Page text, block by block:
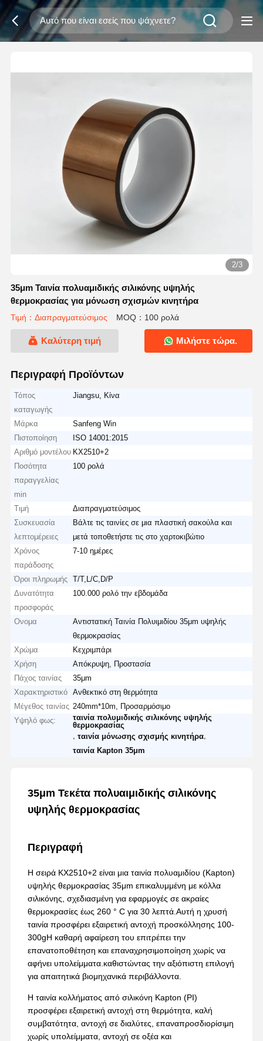
2/3
35μm Ταινία πολυαμιδικής σιλικόνης υψηλής
θερμοκρασίας για μόνωση σχισμών κινητήρα
Τιμή：Διαπραγματεύσιμος MOQ：100 ρολά
Καλύτερη τιμή Μιλήστε τώρα.
Περιγραφή Προϊόντων
Τόπος
καταγωγής
Jiangsu, Κίνα
Μάρκα
Sanfeng Win
Πιστοποίηση
ISO 14001:2015
Αριθμό μοντέλου KX2510+2
Ποσότητα
παραγγελίας
min
100 ρολά
Τιμή
Διαπραγματεύσιμος
Συσκευασία
λεπτομέρειες
Βάλτε τις ταινίες σε μια πλαστική σακούλα και
μετά τοποθετήστε τις στο χαρτοκιβώτιο
Χρόνος
παράδοσης
7-10 ημέρες
Όροι πληρωμής
T/T,L/C,D/P
Δυνατότητα
προσφοράς
100.000 ρολό την εβδομάδα
Ονομα
Αντιστατική Ταινία Πολυιμιδίου 35μm υψηλής
θερμοκρασίας
Χρώμα
Κεχριμπάρι
Χρήση
Απόκρυψη, Προστασία
Πάχος ταινίας
35μm
Χαρακτηριστικό
Ανθεκτικό στη θερμότητα
Μέγεθος ταινίας 240mm*10m, Προσαρμόσιμο
Υψηλό φως:
ταινία πολυμιδικής σιλικόνης υψηλής
θερμοκρασίας
,ταινία μόνωσης σχισμής κινητήρα
ταινία Kapton 35μm
35μm Τεκέτα πολυαιμιδικής σιλικόνης
υψηλής θερμοκρασίας
Περιγραφή
Η σειρά KX2510+2 είναι μια ταινία πολυαμιδίου (Kapton)
υψηλής θερμοκρασίας 35μm επικαλυμμένη με κόλλα
σιλικόνης, σχεδιασμένη για εφαρμογές σε ακραίες
θερμοκρασίες έως 260 ° C για 30 λεπτά.Αυτή η χρυσή
ταινία προσφέρει εξαιρετική αντοχή προσκόλλησης 100-
300gΗ καθαρή αφαίρεση του επιτρέπει την
επανατοποθέτηση και επαναχρησιμοποίηση χωρίς να
αφήνει υπολείμματα.καθιστώντας την αξιόπιστη επιλογή
για απαιτητικά βιομηχανικά περιβάλλοντα.
Η ταινία κολλήματος από σιλικόνη Kapton (PI)
προσφέρει εξαιρετική αντοχή στη θερμότητα, καλή
συμβατότητα, αντοχή σε διαλύτες, επαναπροσδιορίσιμη
χωρίς υπολείμματα, αντοχή σε οξέα και